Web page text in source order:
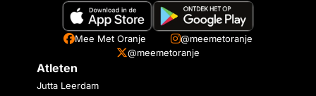
Mee Met Oranje
@meemetoranje
@meemetoranje
Atleten
Jutta Leerdam